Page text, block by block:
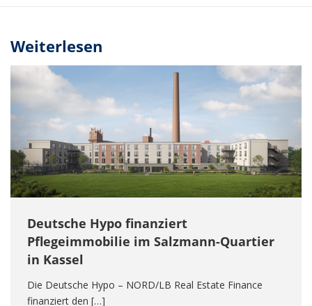
Weiterlesen
Deutsche Hypo finanziert
Pflegeimmobilie im Salzmann-Quartier
in Kassel
Die Deutsche Hypo – NORD/LB Real Estate Finance
finanziert den […]